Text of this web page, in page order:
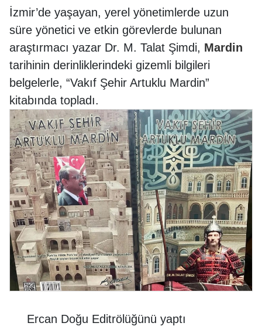
İzmir’de yaşayan, yerel yönetimlerde uzun
süre yönetici ve etkin görevlerde bulunan
araştırmacı yazar Dr. M. Talat Şimdi, Mardin
tarihinin derinliklerindeki gizemli bilgileri
belgelerle, “Vakıf Şehir Artuklu Mardin”
kitabında topladı.
Ercan Doğu Editrölüğünü yaptı